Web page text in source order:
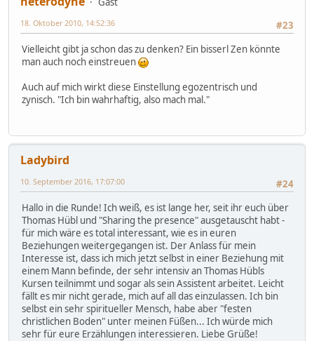
#23
18. Oktober 2010, 14:52:36
Vielleicht gibt ja schon das zu denken? Ein bisserl Zen könnte
man auch noch einstreuen
Auch auf mich wirkt diese Einstellung egozentrisch und
zynisch. "Ich bin wahrhaftig, also mach mal."
Ladybird
#24
10. September 2016, 17:07:00
Hallo in die Runde! Ich weiß, es ist lange her, seit ihr euch über
Thomas Hübl und "Sharing the presence" ausgetauscht habt -
für mich wäre es total interessant, wie es in euren
Beziehungen weitergegangen ist. Der Anlass für mein
Interesse ist, dass ich mich jetzt selbst in einer Beziehung mit
einem Mann befinde, der sehr intensiv an Thomas Hübls
Kursen teilnimmt und sogar als sein Assistent arbeitet. Leicht
fällt es mir nicht gerade, mich auf all das einzulassen. Ich bin
selbst ein sehr spiritueller Mensch, habe aber "festen
christlichen Boden" unter meinen Füßen... Ich würde mich
sehr für eure Erzählungen interessieren. Liebe Grüße!